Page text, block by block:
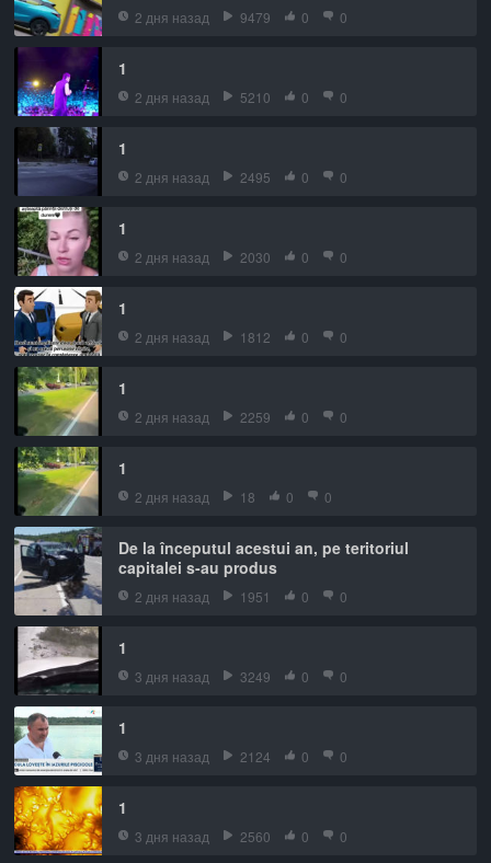
2 дня назад 9479 0 0
1
2 дня назад 5210 0 0
1
2 дня назад 2495 0 0
1
2 дня назад 2030 0 0
1
2 дня назад 1812 0 0
1
2 дня назад 2259 0 0
1
2 дня назад 18 0 0
De la începutul acestui an, pe teritoriul
capitalei s-au produs
2 дня назад 1951 0 0
1
3 дня назад 3249 0 0
1
3 дня назад 2124 0 0
1
3 дня назад 2560 0 0